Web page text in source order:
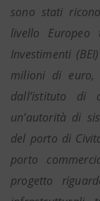
sono stati
livello
Investimenti
milioni di euro,
dall’istituto di
un’autorità di
del porto di
porto
progetto